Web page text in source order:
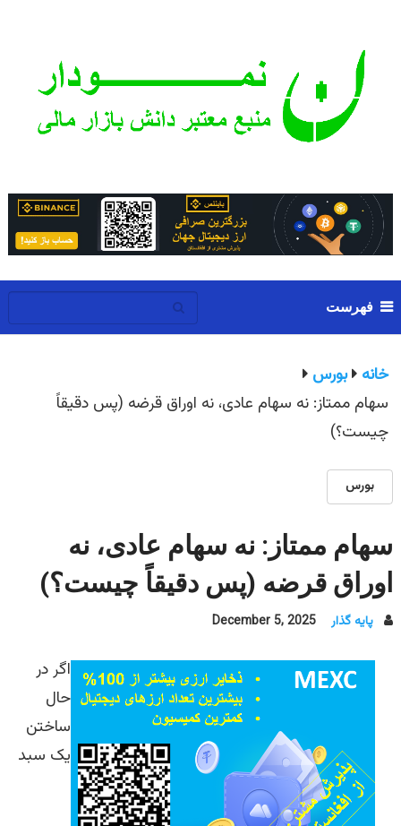
فهرست
خانه
بورس
سهام ممتاز: نه سهام عادی، نه اوراق قرضه (پس دقیقاً
چیست؟)
بورس
سهام ممتاز: نه سهام عادی، نه
اوراق قرضه (پس دقیقاً چیست؟)
پایه گذار December 5, 2025
اگر در
حال
ساختن
یک سبد